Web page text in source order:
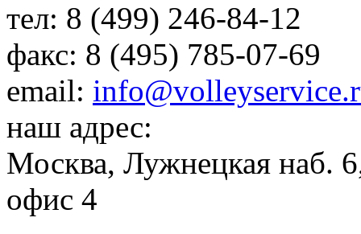
тел: 8 (499) 246-84-12
факс: 8 (495) 785-07-69
email:
наш адрес:
Москва, Лужнецкая наб.
офис 4